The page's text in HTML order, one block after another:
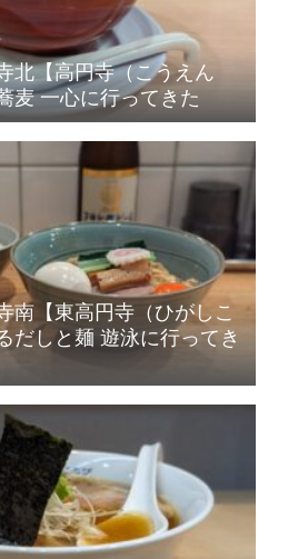
北【高円寺（こうえん
麦 一心に行ってきた
南【東高円寺（ひがしこ
だしと麺 遊泳に行ってき